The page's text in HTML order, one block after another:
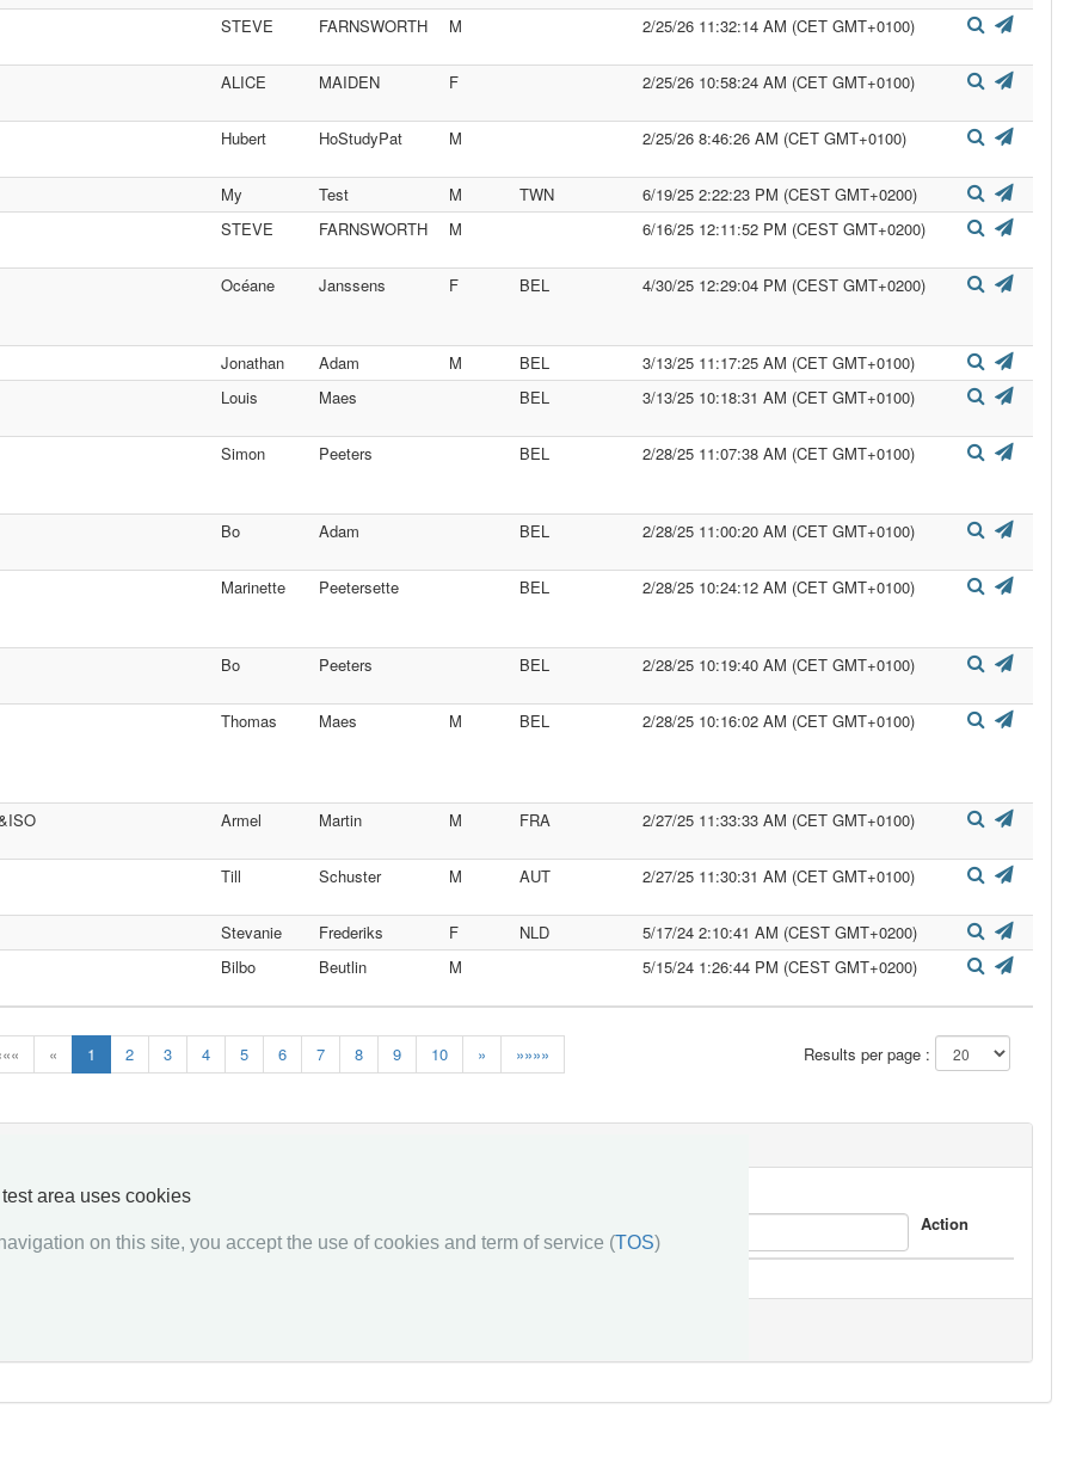
« 1 2 3 4 5 6 7 8 9 10 » »»»» Results per page :
STEVE FARNSWORTH M 2/25/26 11:32:14 AM (CET GMT+0100)
ALICE MAIDEN F 2/25/26 10:58:24 AM (CET GMT+0100)
Hubert HoStudyPat M 2/25/26 8:46:26 AM (CET GMT+0100)
My Test M TWN
6/19/25 2:22:23 PM (CEST GMT+0200)
STEVE FARNSWORTH M 6/16/25 12:11:52 PM (CEST GMT+0200)
Océane Janssens F BEL 4/30/25 12:29:04 PM (CEST GMT+0200)
Jonathan Adam M BEL
3/13/25 11:17:25 AM (CET GMT+0100)
Louis Maes BEL 3/13/25 10:18:31 AM (CET GMT+0100)
Simon Peeters BEL 2/28/25 11:07:38 AM (CET GMT+0100)
Bo Adam BEL 2/28/25 11:00:20 AM (CET GMT+0100)
Marinette Peetersette BEL 2/28/25 10:24:12 AM (CET GMT+0100)
Bo Peeters BEL 2/28/25 10:19:40 AM (CET GMT+0100)
Thomas Maes M BEL 2/28/25 10:16:02 AM (CET GMT+0100)
Armel Martin M FRA 2/27/25 11:33:33 AM (CET GMT+0100)
Till Schuster M AUT 2/27/25 11:30:31 AM (CET GMT+0100)
Stevanie Frederiks F NLD
5/17/24 2:10:41 AM (CEST GMT+0200)
Bilbo Beutlin M 5/15/24 1:26:44 PM (CEST GMT+0200)
Responder Request
Action
area uses cookies
on this site, you accept the use of cookies and term of service (TOS)